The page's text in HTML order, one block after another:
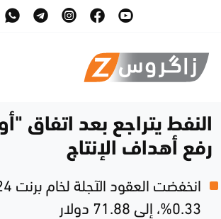
النفط يتراجع بعد اتفاق
رفع أهداف الإنتاج
0.33%، إلى 71.88 دولار